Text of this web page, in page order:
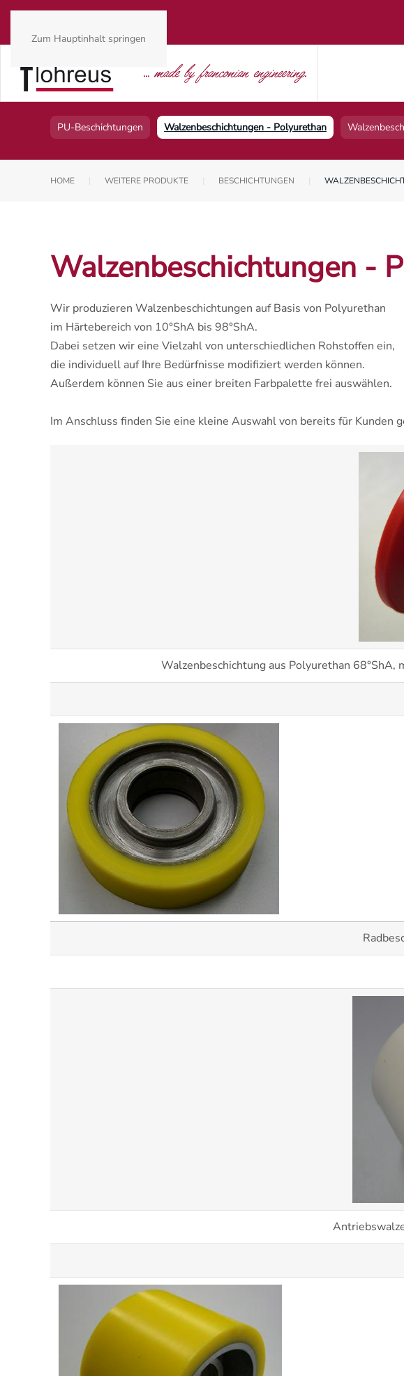
Zum Hauptinhalt springen
PU-Beschichtungen Walzenbeschichtungen - Polyurethan
HOME WEITERE PRODUKTE BESCHICHTUNGEN
Walzenbeschichtungen -
Wir produzieren Walzenbeschichtungen auf Basis von Polyurethan
im Härtebereich von 10°ShA bis 98°ShA.
Dabei setzen wir eine Vielzahl von unterschiedlichen Rohstoffen ein,
die individuell auf Ihre Bedürfnisse modifiziert werden können.
Außerdem können Sie aus einer breiten Farbpalette frei auswählen.
Im Anschluss finden Sie eine kleine Auswahl von bereits für Kunden
Walzenbeschichtung aus Polyurethan